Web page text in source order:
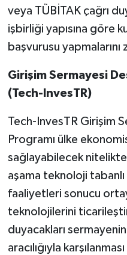
veya TÜBİTAK çağrı
işbirliği yapısına göre
başvurusu
Girişim Sermayesi
(Tech-InvesTR)
Tech-InvesTR Girişim
Programı ülke
sağlayabilecek
aşama teknoloji
faaliyetleri sonucu
teknolojilerini
duyacakları
aracılığıyla